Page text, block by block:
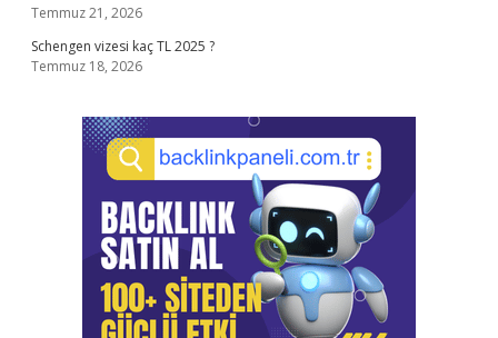
Temmuz 21, 2026
Schengen vizesi kaç TL 2025 ?
Temmuz 18, 2026